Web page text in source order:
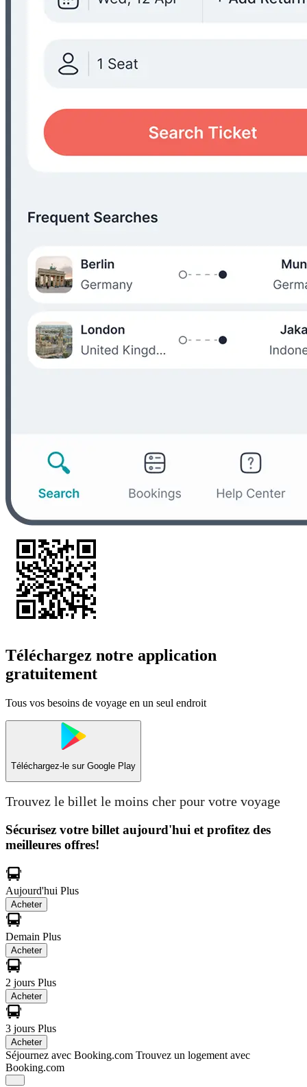
Téléchargez notre application
gratuitement
Tous vos besoins de voyage en un seul endroit
Téléchargez-le sur Google Play
Trouvez le billet le moins cher pour votre voyage
Sécurisez votre billet aujourd'hui et profitez des
meilleures offres!
Aujourd'hui Plus
Acheter
Demain Plus
Acheter
2 jours Plus
Acheter
3 jours Plus
Acheter
Séjournez avec Booking.com Trouvez un logement avec
Booking.com